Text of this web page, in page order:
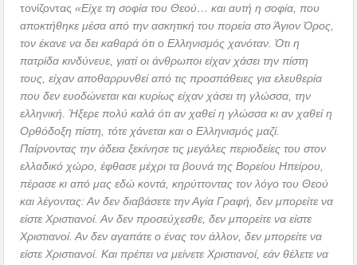
τονίζοντας«Είχε τη σοφία του Θεού… και αυτή η σοφία, που
αποκτήθηκε μέσα από την ασκητική του πορεία στο Άγιον Όρος,
τον έκανε να δει καθαρά ότι ο Ελληνισμός χανόταν. Ότι η
πατρίδα κινδύνευε, γιατί οι άνθρωποι είχαν χάσει την πίστη
τους, είχαν αποθαρρυνθεί από τις προσπάθειες για ελευθερία
που δεν ευοδώνεται και κυρίως είχαν χάσει τη γλώσσα, την
ελληνική. Ήξερε πολύ καλά ότι αν χαθεί η γλώσσα κι αν χαθεί η
Ορθόδοξη πίστη, τότε χάνεται και ο Ελληνισμός μαζί.
Παίρνοντας την άδεια ξεκίνησε τις μεγάλες περιοδείες του στον
ελλαδικό χώρο, έφθασε μέχρι τα βουνά της Βορείου Ηπείρου,
πέρασε κι από μας εδώ κοντά, κηρύττοντας τον λόγο του Θεού
και λέγοντας: Αν δεν διαβάσετε την Αγία Γραφή, δεν μπορείτε να
είστε Χριστιανοί. Αν δεν προσεύχεσθε, δεν μπορείτε να είστε
Χριστιανοί. Αν δεν αγαπάτε ο ένας τον άλλον, δεν μπορείτε να
είστε Χριστιανοί. Και πρέπει να μείνετε Χριστιανοί, εάν θέλετε να